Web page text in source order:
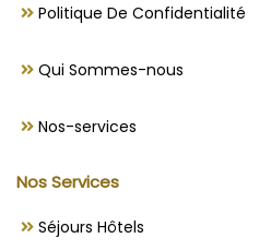
Politique De Confidentialité
Qui Sommes-nous
Nos-services
Nos Services
Séjours Hôtels